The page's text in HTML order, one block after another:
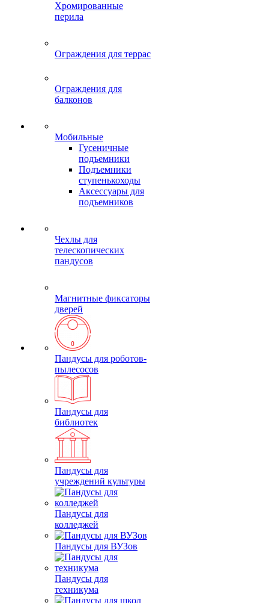
Хромированные
перила
Ограждения для террас
Ограждения для
балконов
Мобильные
Гусеничные
подъемники
Подъемники
ступенькоходы
Аксессуары для
подъемников
Чехлы для
телескопических
пандусов
Магнитные фиксаторы
дверей
Пандусы для роботов-
пылесосов
Пандусы для
библиотек
Пандусы для
учреждений культуры
Пандусы для
колледжей
Пандусы для ВУЗов
Пандусы для
техникума